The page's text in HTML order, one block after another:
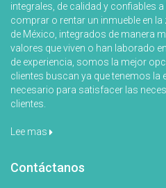
integrales, de calidad y confiables
comprar o rentar un inmueble en
de México, integrados de manera
valores que viven o han laborado
de experiencia, somos la mejor
clientes buscan ya que tenemos la
necesario para satisfacer las
clientes.
Lee mas
Contáctanos